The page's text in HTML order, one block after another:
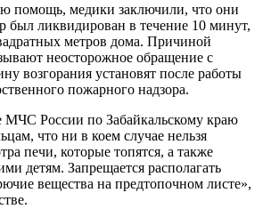
помощь, медики заключили, что они
был ликвидирован в течение 10 минут,
метров дома. Причиной
неосторожное обращение с
возгорания установят после работы
пожарного надзора.
МЧС России по Забайкальскому краю
что ни в коем случае нельзя
печи, которые топятся, а также
детям. Запрещается располагать
вещества на предтопочном листе»,